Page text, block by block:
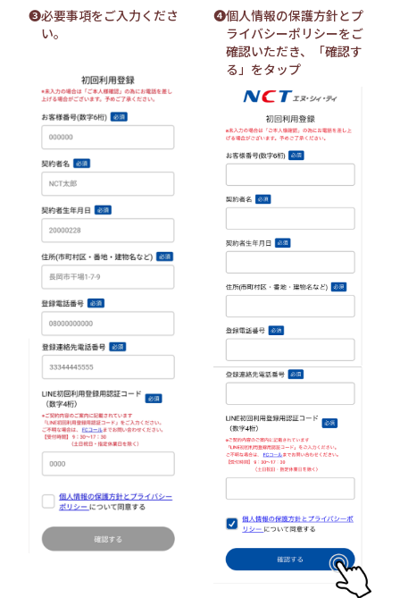
❸必要事項をご入力くださ
い。
❹個人情報の保護方針とプ
ライバシーポリシーをご
確認いただき、「確認す
る」をタップ